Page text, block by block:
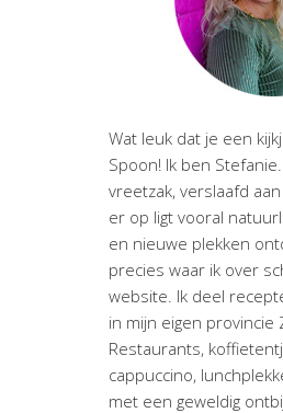
Wat leuk dat je een
Spoon! Ik ben
vreetzak, verslaafd
er op ligt vooral
en nieuwe plekken
precies waar ik over
website. Ik deel
in mijn eigen provincie
Restaurants,
cappuccino,
met een geweldig